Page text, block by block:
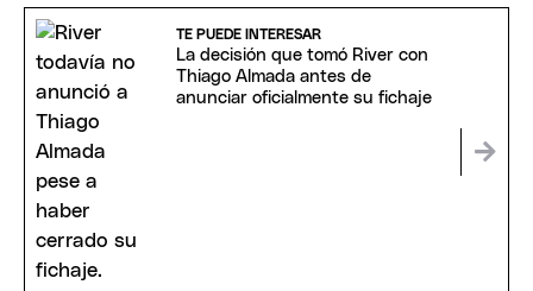
TE PUEDE INTERESAR
La decisión que tomó River con
Thiago Almada antes de
anunciar oficialmente su fichaje